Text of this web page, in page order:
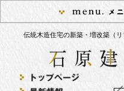
伝統木造住宅の新築・増改築（